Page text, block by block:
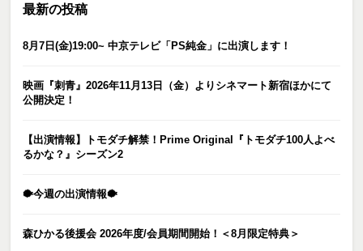
最新の投稿
8月7日(金)19:00~ 中京テレビ「PS純金」に出演します！
映画『刺青』2026年11月13日（金）よりシネマート新宿ほかにて
公開決定！
【出演情報】トモダチ解禁！Prime Original『トモダチ100人よべ
るかな？』シーズン2
🐡今週の出演情報🐡
森ひかる後援会 2026年度/会員期間開始！＜8月限定特典＞